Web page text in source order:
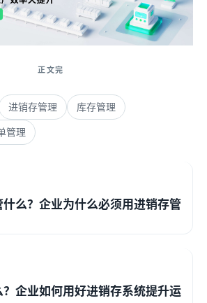
进销存管理 库存管理
管理
么？企业为什么必须用进销存管
企业如何用好进销存系统提升运